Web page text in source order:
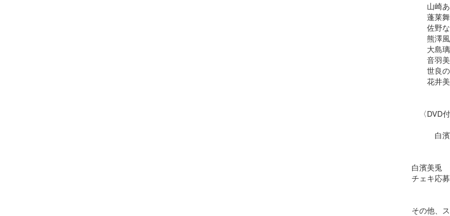
山崎あ
蓬莱舞
佐野な
熊澤風
大島璃
音羽美
世良の
花井美
〈DVD
白濱
白濱美兎
チェキ応
その他、